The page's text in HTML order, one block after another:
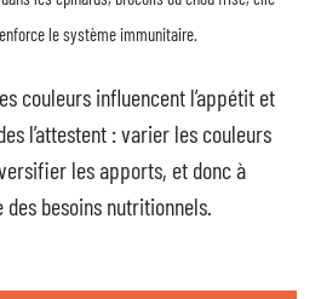
le système immunitaire.
couleurs influencent l’appétit et
l’attestent : varier les couleurs
les apports, et donc à
des besoins nutritionnels.